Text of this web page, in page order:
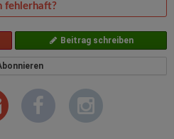
fehlerhaft?
Beitrag schreiben